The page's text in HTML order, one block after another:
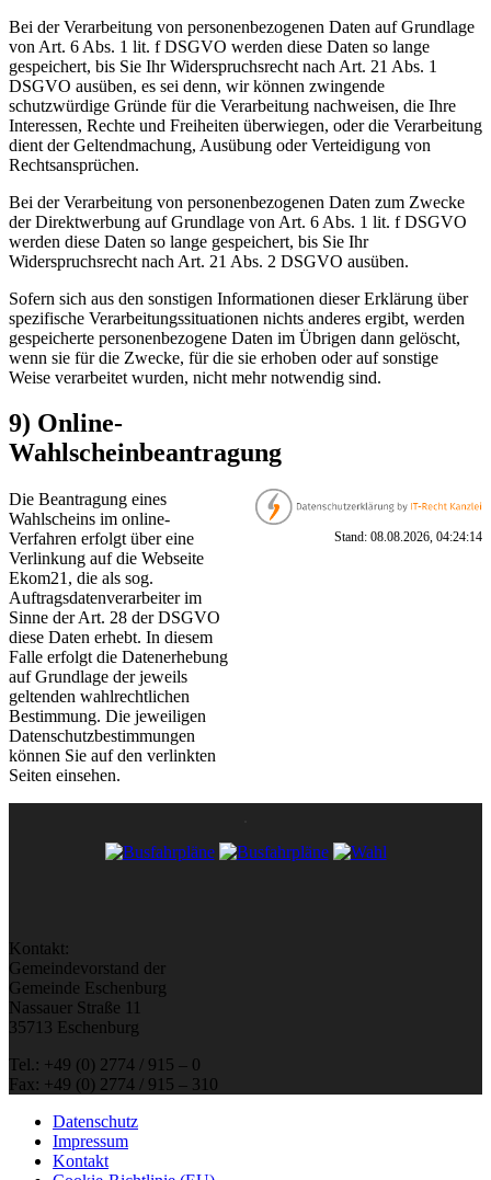
Bei der Verarbeitung von personenbezogenen Daten auf Grundlage
von Art. 6 Abs. 1 lit. f DSGVO werden diese Daten so lange
gespeichert, bis Sie Ihr Widerspruchsrecht nach Art. 21 Abs. 1
DSGVO ausüben, es sei denn, wir können zwingende
schutzwürdige Gründe für die Verarbeitung nachweisen, die Ihre
Interessen, Rechte und Freiheiten überwiegen, oder die Verarbeitung
dient der Geltendmachung, Ausübung oder Verteidigung von
Rechtsansprüchen.
Bei der Verarbeitung von personenbezogenen Daten zum Zwecke
der Direktwerbung auf Grundlage von Art. 6 Abs. 1 lit. f DSGVO
werden diese Daten so lange gespeichert, bis Sie Ihr
Widerspruchsrecht nach Art. 21 Abs. 2 DSGVO ausüben.
Sofern sich aus den sonstigen Informationen dieser Erklärung über
spezifische Verarbeitungssituationen nichts anderes ergibt, werden
gespeicherte personenbezogene Daten im Übrigen dann gelöscht,
wenn sie für die Zwecke, für die sie erhoben oder auf sonstige
Weise verarbeitet wurden, nicht mehr notwendig sind.
Stand: 08.08.2026, 04:24:14
9) Online-
Wahlscheinbeantragung
Die Beantragung eines
Wahlscheins im online-
Verfahren erfolgt über eine
Verlinkung auf die Webseite
Ekom21, die als sog.
Auftragsdatenverarbeiter im
Sinne der Art. 28 der DSGVO
diese Daten erhebt. In diesem
Falle erfolgt die Datenerhebung
auf Grundlage der jeweils
geltenden wahlrechtlichen
Bestimmung. Die jeweiligen
Datenschutzbestimmungen
können Sie auf den verlinkten
Seiten einsehen.
Kontakt:
Gemeindevorstand der
Gemeinde Eschenburg
Nassauer Straße 11
35713 Eschenburg
Tel.: +49 (0) 2774 / 915 – 0
Fax: +49 (0) 2774 / 915 – 310
Datenschutz
Impressum
Kontakt